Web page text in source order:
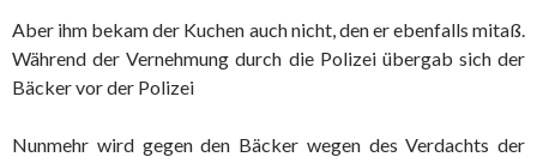
Aber ihm bekam der Kuchen auch nicht, den er ebenfalls mitaß.
Während der Vernehmung durch die Polizei übergab sich der
Bäcker vor der Polizei
Nunmehr wird gegen den Bäcker wegen des Verdachts der